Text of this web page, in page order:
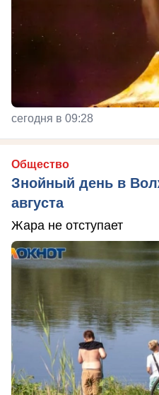
сегодня в 09:28
Общество
Знойный день в
августа
Жара не отступает